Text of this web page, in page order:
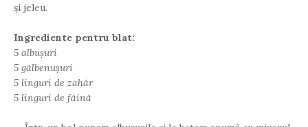
și jeleu.
Ingrediente pentru blat:
5 albușuri
5 gălbenușuri
5 linguri de zahăr
5 linguri de făină